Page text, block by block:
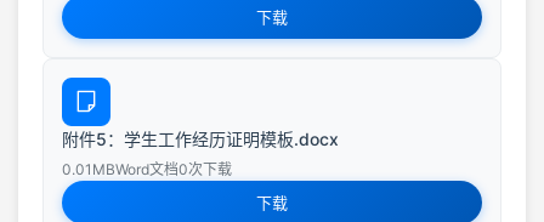
下载
附件5：学生工作经历证明模板.docx
0.01MBWord文档0次下载
下载